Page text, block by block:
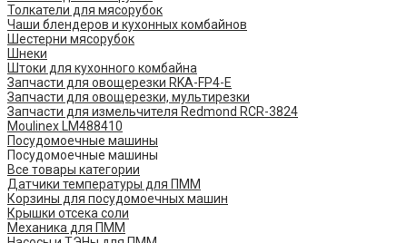
Толкатели для мясорубок
Чаши блендеров и кухонных комбайнов
Шестерни мясорубок
Шнеки
Штоки для кухонного комбайна
Запчасти для овощерезки RKA-FP4-E
Запчасти для овощерезки, мультирезки
Запчасти для измельчителя Redmond RCR-3824
Moulinex LM488410
Посудомоечные машины
Посудомоечные машины
Все товары категории
Датчики температуры для ПММ
Корзины для посудомоечных машин
Крышки отсека соли
Механика для ПММ